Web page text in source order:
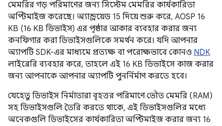
মেমরির গড় পরিমাণের জন্য সিস্টেম মেমরির কার্যকারিতা
অপ্টিমাইজ করেছে। অ্যান্ড্রয়েড 15 দিয়ে শুরু করে, AOSP 16
KB (16 KB ডিভাইস) এর পৃষ্ঠার আকার ব্যবহার করার জন্য
কনফিগার করা ডিভাইসগুলিকে সমর্থন করে। যদি আপনার
অ্যাপটি SDK-এর মাধ্যমে প্রত্যক্ষ বা পরোক্ষভাবে কোনও NDK
লাইব্রেরি ব্যবহার করে, তাহলে এই 16 KB ডিভাইসে কাজ করার
জন্য আপনাকে আপনার অ্যাপটি পুনর্নির্মাণ করতে হবে।
যেহেতু ডিভাইস নির্মাতারা বৃহত্তর পরিমাণে ভৌত মেমরি (RAM)
সহ ডিভাইসগুলি তৈরি করতে থাকে, এই ডিভাইসগুলির মধ্যে
অনেকগুলি ডিভাইসের কার্যকারিতা অপ্টিমাইজ করার জন্য 16